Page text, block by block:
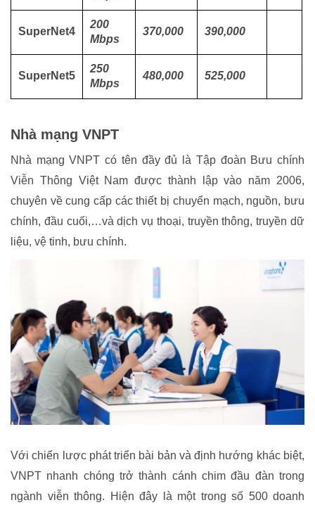
SuperNet4
200
Mbps
370,000 390,000
SuperNet5
250
Mbps
480,000 525,000
Nhà mạng VNPT
Nhà mạng VNPT có tên đầy đủ là Tập đoàn Bưu chính
Viễn Thông Việt Nam được thành lập vào năm 2006,
chuyên về cung cấp các thiết bị chuyển mạch, nguồn, bưu
chính, đầu cuối,…và dịch vụ thoại, truyền thông, truyền dữ
liệu, vệ tinh, bưu chính.
Với chiến lược phát triển bài bản và định hướng khác biệt,
VNPT nhanh chóng trở thành cánh chim đầu đàn trong
ngành viễn thông. Hiện đây là một trong số 500 doanh